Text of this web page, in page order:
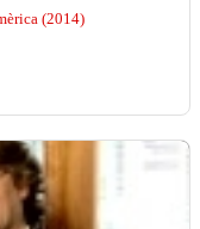
(2014)